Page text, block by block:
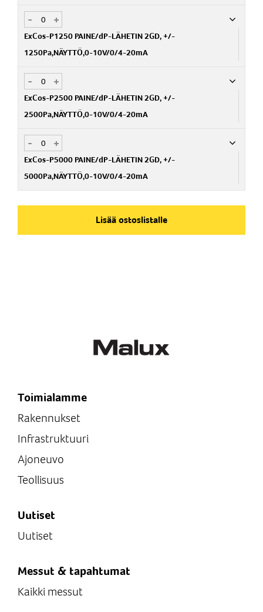
Nim. Nro
SH082001-50
+
-
ExCos-P1250 PAINE/dP-LÄHETIN 2GD, +/-
1250Pa,NÄYTTÖ,0-10V/0/4-20mA
Nim. Nro
SH082001-125
+
-
ExCos-P2500 PAINE/dP-LÄHETIN 2GD, +/-
2500Pa,NÄYTTÖ,0-10V/0/4-20mA
Nim. Nro
SH082001-250
+
-
ExCos-P5000 PAINE/dP-LÄHETIN 2GD, +/-
5000Pa,NÄYTTÖ,0-10V/0/4-20mA
Nim. Nro
Lisää ostoslistalle
Toimialamme
Rakennukset
Infrastruktuuri
Ajoneuvo
Teollisuus
Uutiset
Uutiset
Messut & tapahtumat
Kaikki messut